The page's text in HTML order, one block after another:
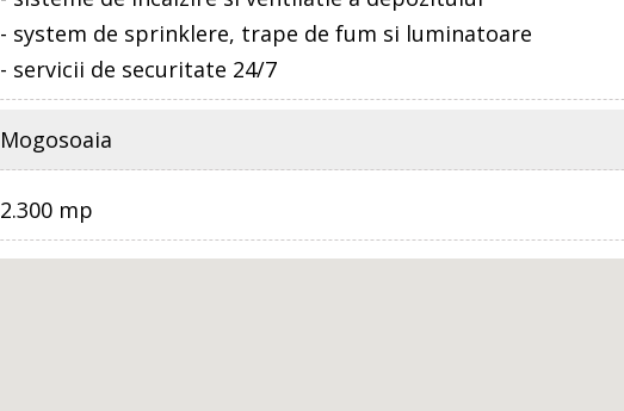
- system de sprinklere, trape de fum si luminatoare
- servicii de securitate 24/7
Mogosoaia
2.300 mp